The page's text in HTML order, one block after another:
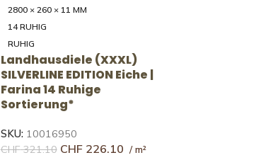
5 × 20 MM
46 RUSTIKAL
RUSTIKAL
Landhausdiele (XXXL)
UNICOPARK Eiche | Caffè
46 Rustikale Sortierung
CHF219.44 CHF